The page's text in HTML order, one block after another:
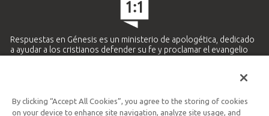
Respuestas en Génesis es un ministerio de apologética, dedicado
a ayudar a los cristianos defender su fe y proclamar el evangelio
Ministerio Hispano y Latinoamericano
By clicking “Accept All Cookies”, you agree to the storing of cookies
on your device to enhance site navigation, analyze site usage, and